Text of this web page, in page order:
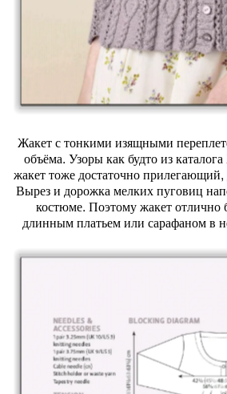
Жакет с тонкими изящными
объёма. Узоры как будто из
жакет тоже достаточно
Вырез и дорожка мелких пуговиц
костюме. Поэтому жакет отлично
длинным платьем или сарафаном в